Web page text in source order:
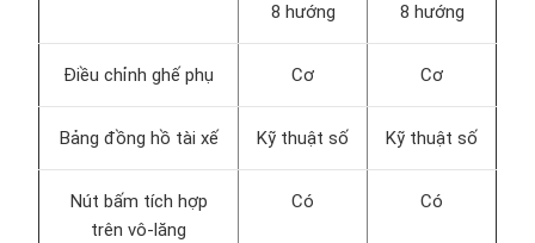
8 hướng
8 hướng
Điều chỉnh ghế phụ Cơ Cơ
Bảng đồng hồ tài xế Kỹ thuật số Kỹ thuật số
Nút bấm tích hợp
trên vô-lăng
Có Có